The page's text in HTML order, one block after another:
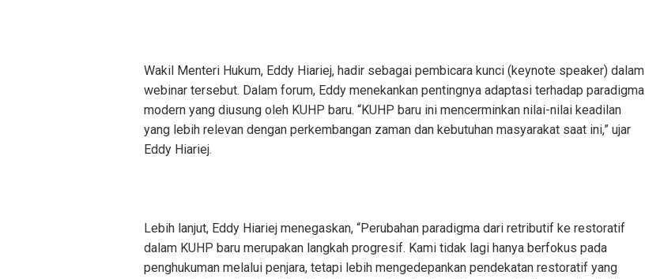
Wakil Menteri Hukum, Eddy Hiariej, hadir sebagai pembicara kunci (keynote speaker) dalam
webinar tersebut. Dalam forum, Eddy menekankan pentingnya adaptasi terhadap paradigma
modern yang diusung oleh KUHP baru. “KUHP baru ini mencerminkan nilai-nilai keadilan
yang lebih relevan dengan perkembangan zaman dan kebutuhan masyarakat saat ini,” ujar
Eddy Hiariej.
Lebih lanjut, Eddy Hiariej menegaskan, “Perubahan paradigma dari retributif ke restoratif
dalam KUHP baru merupakan langkah progresif. Kami tidak lagi hanya berfokus pada
penghukuman melalui penjara, tetapi lebih mengedepankan pendekatan restoratif yang